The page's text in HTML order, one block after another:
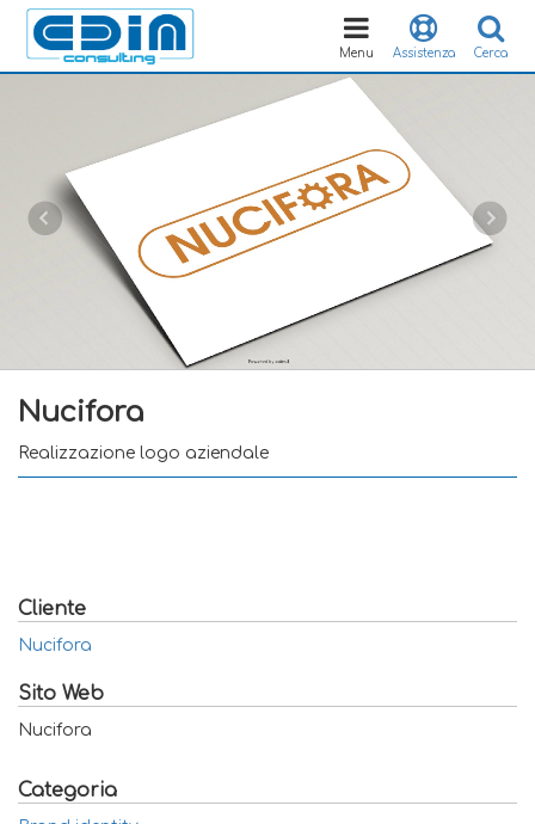
Cerca
Assistenza
Toggle
navigation
Menu
Nucifora
Realizzazione logo aziendale
Cliente
Nucifora
Sito Web
Nucifora
Categoria